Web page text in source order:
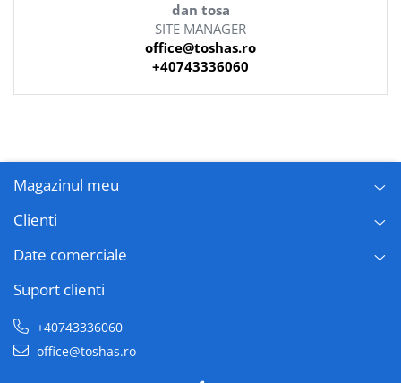
dan tosa
SITE MANAGER
office@toshas.ro
+40743336060
Magazinul meu
Clienti
Date comerciale
Suport clienti
+40743336060
office@toshas.ro